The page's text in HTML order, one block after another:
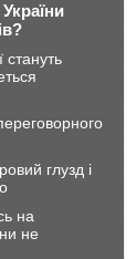
стануть
глузд і
на
не